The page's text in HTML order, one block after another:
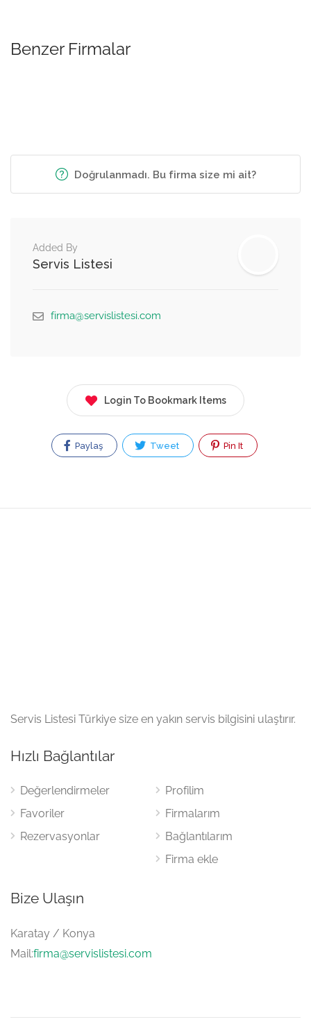
Benzer Firmalar
Doğrulanmadı. Bu firma size mi ait?
Added By
Servis Listesi
firma@servislistesi.com
Login To Bookmark Items
Paylaş Tweet Pin It
Servis Listesi Türkiye size en yakın servis bilgisini ulaştırır.
Hızlı Bağlantılar
Değerlendirmeler
Favoriler
Rezervasyonlar
Profilim
Firmalarım
Bağlantılarım
Firma ekle
Bize Ulaşın
Karatay / Konya
Mail:firma@servislistesi.com